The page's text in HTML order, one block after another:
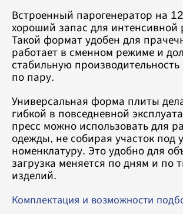
Встроенный парогенератор на
хороший запас для интенсивной
Такой формат удобен для
работает в сменном режиме и
стабильную производительность
по пару.
Универсальная форма плиты
гибкой в повседневной
пресс можно использовать для
одежды, не собирая участок под
номенклатуру. Это удобно для
загрузка меняется по дням и по
изделий.
Комплектация и возможности